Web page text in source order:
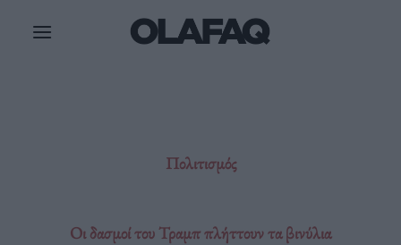
Πολιτισμός
Οι δασμοί του Τραμπ πλήττουν τα βινύλια